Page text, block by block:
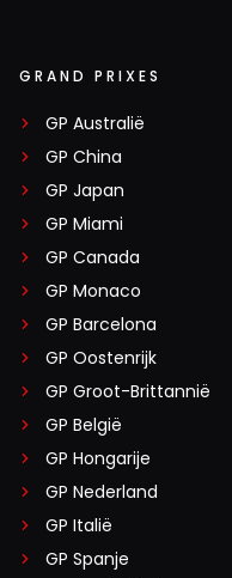
GRAND PRIXES
GP Australië
GP China
GP Japan
GP Miami
GP Canada
GP Monaco
GP Barcelona
GP Oostenrijk
GP Groot-Brittannië
GP België
GP Hongarije
GP Nederland
GP Italië
GP Spanje